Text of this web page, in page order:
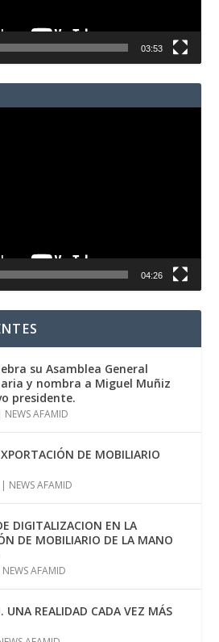
03:53
04:26
su Asamblea General
y nombra a Miguel Muñiz
presidente.
NEWS AFAMID
DE MOBILIARIO
| NEWS AFAMID
DIGITALIZACION EN LA
DE MOBILIARIO DE LA MANO
NEWS AFAMID
UNA REALIDAD CADA VEZ MÁS